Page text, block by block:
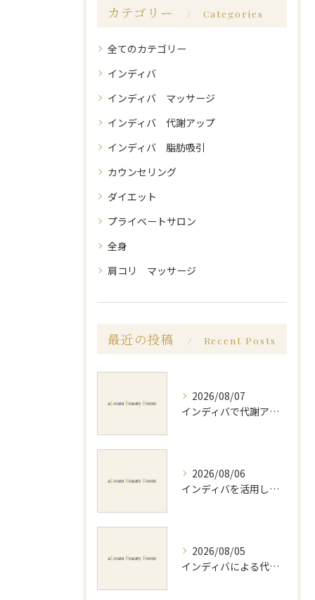
カテゴリー Categories
全てのカテゴリー
インディバ
インディバ マッサージ
インディバ 代謝アップ
インディバ 脂肪吸引
カウンセリング
ダイエット
プライベートサロン
全身
肩コリ マッサージ
最近の投稿 Recent Posts
2026/08/07
インディバで代謝アップ体験効果とビフォーアフター徹底解説
2026/08/06
インディバを活用した足痩せ方法とセルライトやむくみ改善のポイント
2026/08/05
インディバによる代謝アップのビフォーアフター実体験と効果的な回数の見極め方